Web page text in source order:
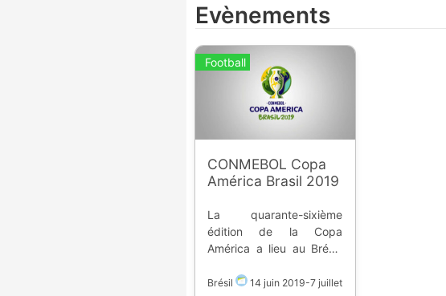
Evènements
Football
CONMEBOL Copa
América Brasil 2019
La quarante-sixième
édition de la Copa
América a lieu au Brésil,
2019. Le vainqueur
Brésil 14 juin 2019-7 juillet